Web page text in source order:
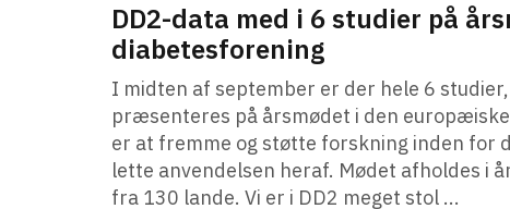
DD2-data med i 6 studier på
diabetesforening
I midten af september er der hele 6
præsenteres på årsmødet i den
er at fremme og støtte forskning inden for
lette anvendelsen heraf. Mødet afholdes i
fra 130 lande. Vi er i DD2 meget stol ...